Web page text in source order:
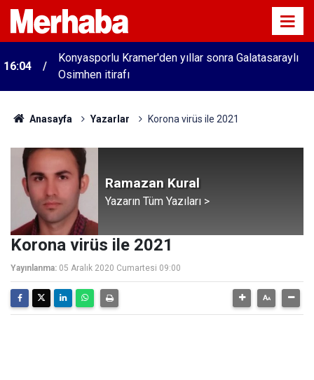
16:04
Konyasporlu Kramer'den yıllar sonra Galatasaraylı
Osimhen itirafı
Anasayfa Yazarlar Korona virüs ile 2021
Ramazan Kural
Yazarın Tüm Yazıları >
Korona virüs ile 2021
Yayınlanma: 05 Aralık 2020 Cumartesi 09:00